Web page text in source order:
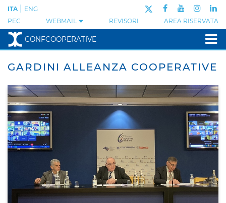
PEC WEBMAIL REVISORI AREA RISERVATA
ITA ENG
CONFCOOPERATIVE
GARDINI ALLEANZA COOPERATIVE